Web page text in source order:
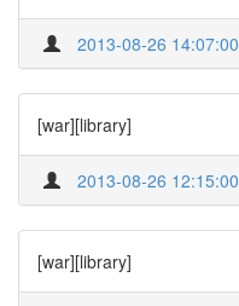
2013-08-26 14:07:00
[war][library]
2013-08-26 12:15:00
[war][library]